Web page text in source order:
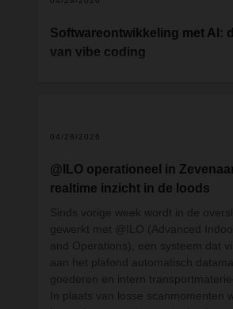
Softwareontwikkeling met AI:
van vibe coding
verwachtingen. Maar wie er zinvol
fundamentele nuances te begrijpen.
04/28/2026
@ILO operationeel in
realtime inzicht in de loods
Sinds vorige week wordt in de
gewerkt met @ILO (Advanced
and Operations), een systeem dat
aan het plafond automatisch
goederen en intern
In plaats van losse scanmomenten